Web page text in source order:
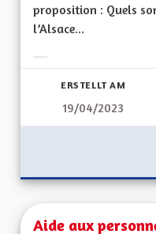
proposition : Quels
l’Alsace...
ERSTELLT AM
19/04/2023
Aide aux